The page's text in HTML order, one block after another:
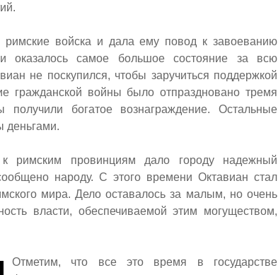
войска и дала ему повод к завоеванию
оказалось самое большое состояние за всю
не поскупился, чтобы заручиться поддержкой
гражданской войны было отпраздновано тремя
богатое вознаграждение. Остальные
деньгами.
римским провинциям дало городу надежный
народу. С этого времени Октавиан стал
мира. Дело оставалось за малым, но очень
власти, обеспечиваемой этим могуществом,
Отметим, что все это время в государстве